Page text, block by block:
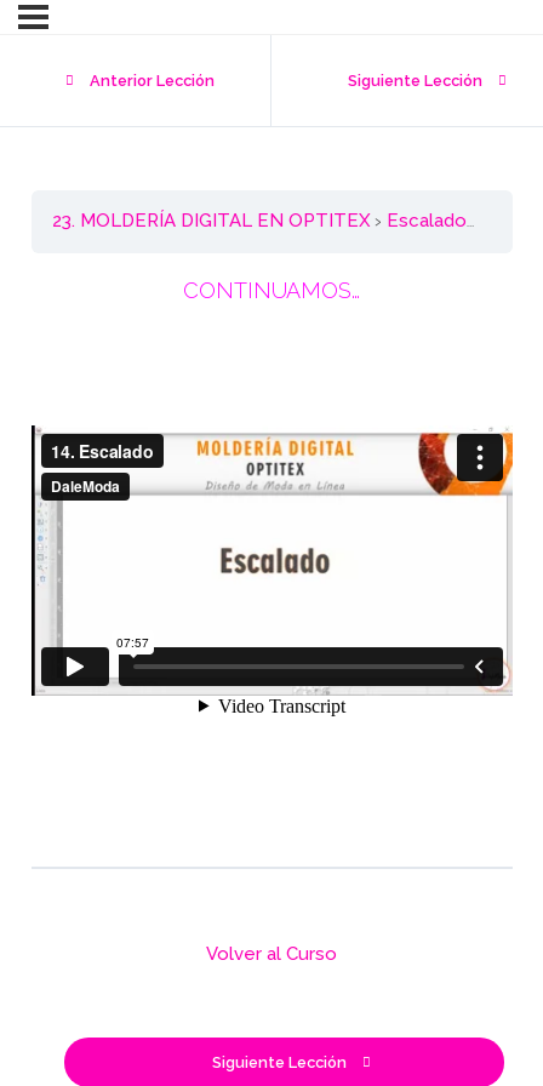
Anterior Lección Siguiente Lección
23. MOLDERÍA DIGITAL EN OPTITEX Escalado / Progresión
CONTINUAMOS…
Volver al Curso
Siguiente Lección